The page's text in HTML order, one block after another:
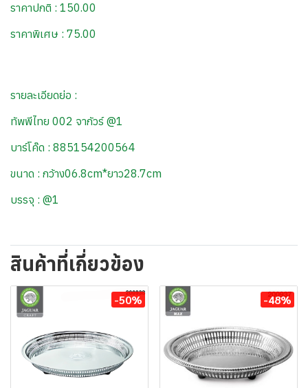
ราคาปกติ : 150.00
ราคาพิเศษ : 75.00
รายละเอียดย่อ :
ทัพพีไทย 002 จากัวร์ @1
บาร์โค๊ด : 885154200564
ขนาด : กว้าง06.8cm*ยาว28.7cm
บรรจุ : @1
สินค้าที่เกี่ยวข้อง
-50% -48%